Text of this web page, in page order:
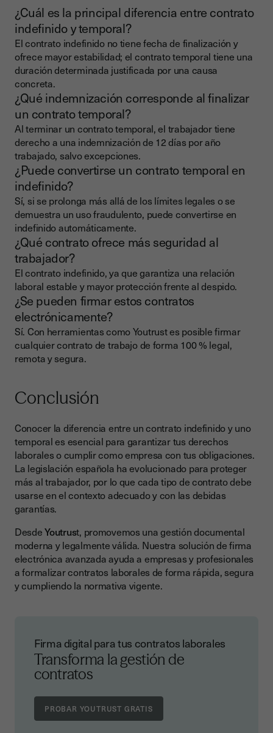
¿Cuál es la principal diferencia entre contrato
indefinido y temporal?
El contrato indefinido no tiene fecha de finalización y
ofrece mayor estabilidad; el contrato temporal tiene una
duración determinada justificada por una causa
concreta.
¿Qué indemnización corresponde al finalizar
un contrato temporal?
Al terminar un contrato temporal, el trabajador tiene
derecho a una indemnización de 12 días por año
trabajado, salvo excepciones.
¿Puede convertirse un contrato temporal en
indefinido?
Sí, si se prolonga más allá de los límites legales o se
demuestra un uso fraudulento, puede convertirse en
indefinido automáticamente.
¿Qué contrato ofrece más seguridad al
trabajador?
El contrato indefinido, ya que garantiza una relación
laboral estable y mayor protección frente al despido.
¿Se pueden firmar estos contratos
electrónicamente?
Sí. Con herramientas como Youtrust es posible firmar
cualquier contrato de trabajo de forma 100 % legal,
remota y segura.
Conclusión
Conocer la diferencia entre un contrato indefinido y uno
temporal es esencial para garantizar tus derechos
laborales o cumplir como empresa con tus obligaciones.
La legislación española ha evolucionado para proteger
más al trabajador, por lo que cada tipo de contrato debe
usarse en el contexto adecuado y con las debidas
garantías.
DesdeYoutrust, promovemos una gestión documental
moderna y legalmente válida. Nuestra solución de firma
electrónica avanzada ayuda a empresas y profesionales
a formalizar contratos laborales de forma rápida, segura
y cumpliendo la normativa vigente.
Firma digital para tus contratos laborales
Transforma la gestión de
contratos